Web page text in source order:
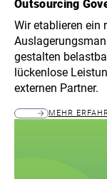
Outsourcing
Wir etablieren ein
gestalten
lückenlose
externen Partner.
MEHR